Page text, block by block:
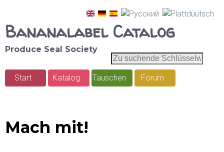
zum
Inhalt
Bananalabel Catalog
Produce Seal Society
e
Z
u
s
H
u
Start Katalog Tauschen Forum
Mach mit!